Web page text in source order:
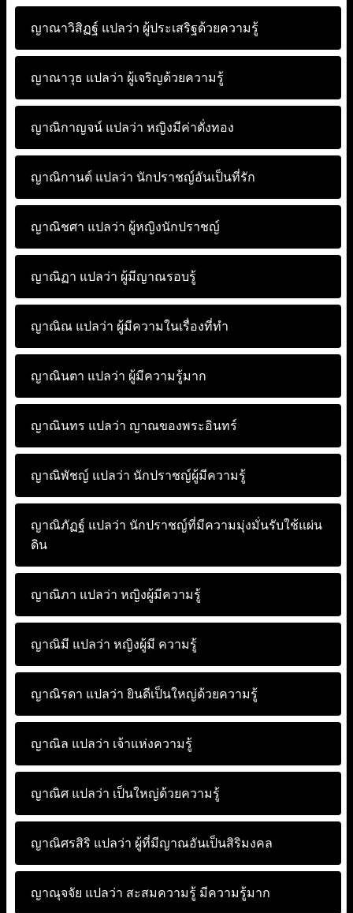
ญาณาวิสิฏฐ์ แปลว่า ผู้ประเสริฐด้วยความรู้
ญาณาวุธ แปลว่า ผู้เจริญด้วยความรู้
ญาณิกาญจน์ แปลว่า หญิงมีค่าดั่งทอง
ญาณิกานต์ แปลว่า นักปราชญ์อันเป็นที่รัก
ญาณิชศา แปลว่า ผู้หญิงนักปราชญ์
ญาณิฏา แปลว่า ผู้มีญาณรอบรู้
ญาณิณ แปลว่า ผู้มีความในเรื่องที่ทำ
ญาณินตา แปลว่า ผู้มีความรู้มาก
ญาณินทร แปลว่า ญาณของพระอินทร์
ญาณิพัชญ์ แปลว่า นักปราชญ์ผู้มีความรู้
ญาณิภัฏฐ์ แปลว่า นักปราชญ์ที่มีความมุ่งมั่นรับใช้แผ่น
ดิน
ญาณิภา แปลว่า หญิงผู้มีความรู้
ญาณิมี แปลว่า หญิงผู้มี ความรู้
ญาณิรดา แปลว่า ยินดีเป็นใหญ่ด้วยความรู้
ญาณิล แปลว่า เจ้าแห่งความรู้
ญาณิศ แปลว่า เป็นใหญ่ด้วยความรู้
ญาณิศรสิริ แปลว่า ผู้ที่มีญาณอันเป็นสิริมงคล
ญาณุจจัย แปลว่า สะสมความรู้ มีความรู้มาก